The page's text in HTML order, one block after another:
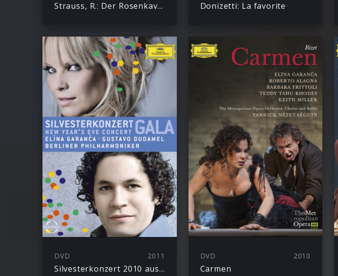
Strauss, R.: Der Rosenkavalier Donizetti: La favorite
DVD 2011
Silvesterkonzert 2010 aus Berlin
DVD 2010
Carmen